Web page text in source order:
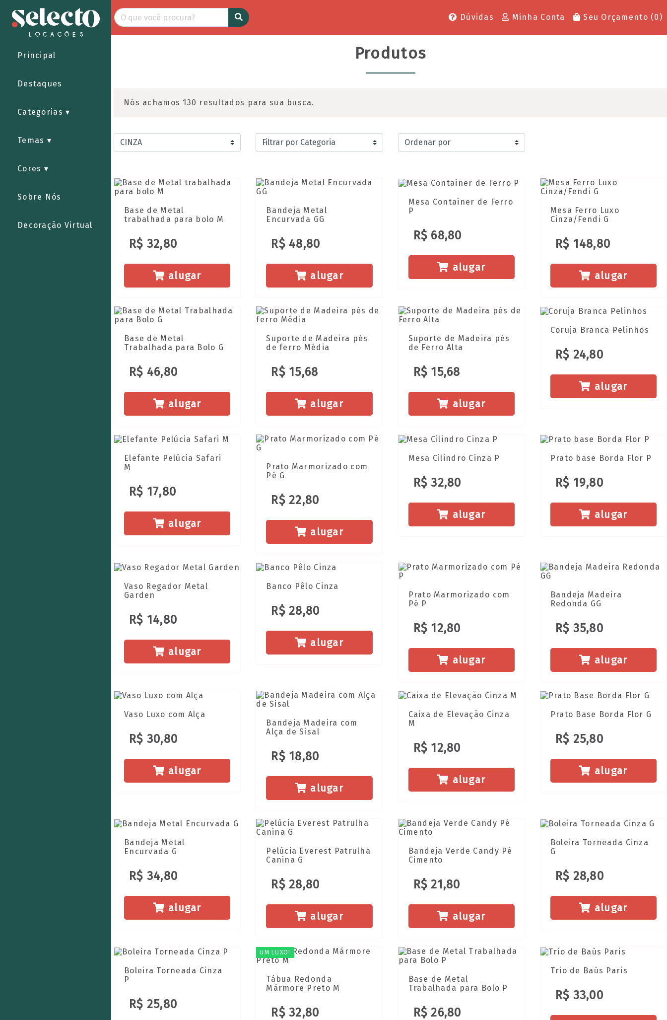
Principal
Destaques
Categorias
Temas
Cores
Sobre Nós
Decoração Virtual
Dúvidas Minha Conta Seu Orçamento (0 )
Produtos
Nós achamos 130 resultados para sua busca.
Base de Metal
trabalhada para bolo M
R$ 32,80
alugar
Bandeja Metal
Encurvada GG
R$ 48,80
alugar
Mesa Container de Ferro
P
R$ 68,80
alugar
Mesa Ferro Luxo
Cinza/Fendi G
R$ 148,80
alugar
Base de Metal
Trabalhada para Bolo G
R$ 46,80
alugar
Suporte de Madeira pés
de ferro Média
R$ 15,68
alugar
Suporte de Madeira pés
de Ferro Alta
R$ 15,68
alugar
Coruja Branca Pelinhos
R$ 24,80
alugar
Elefante Pelúcia Safari
M
R$ 17,80
alugar
Prato Marmorizado com
Pé G
R$ 22,80
alugar
Mesa Cilindro Cinza P
R$ 32,80
alugar
Prato base Borda Flor P
R$ 19,80
alugar
Vaso Regador Metal
Garden
R$ 14,80
alugar
Banco Pêlo Cinza
R$ 28,80
alugar
Prato Marmorizado com
Pé P
R$ 12,80
alugar
Bandeja Madeira
Redonda GG
R$ 35,80
alugar
Vaso Luxo com Alça
R$ 30,80
alugar
Bandeja Madeira com
Alça de Sisal
R$ 18,80
alugar
Caixa de Elevação Cinza
M
R$ 12,80
alugar
Prato Base Borda Flor G
R$ 25,80
alugar
Bandeja Metal
Encurvada G
R$ 34,80
alugar
Pelúcia Everest Patrulha
Canina G
R$ 28,80
alugar
Bandeja Verde Candy Pé
Cimento
R$ 21,80
alugar
Boleira Torneada Cinza
G
R$ 28,80
alugar
Boleira Torneada Cinza
P
R$ 25,80
UM LUXO!
Tábua Redonda
Mármore Preto M
R$ 32,80
Base de Metal
Trabalhada para Bolo P
R$ 26,80
Trio de Baús Paris
R$ 33,00